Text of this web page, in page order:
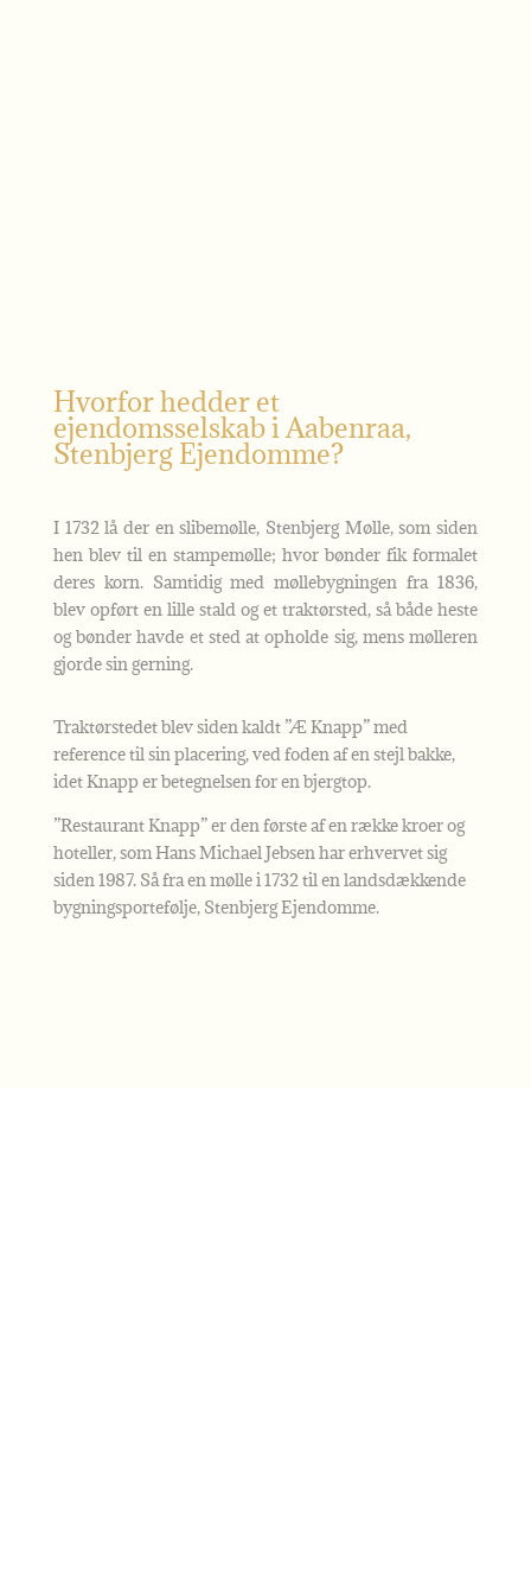
Hvorfor hedder et
ejendomsselskab i Aabenraa,
Stenbjerg Ejendomme?
I 1732 lå der en slibemølle, Stenbjerg Mølle, som siden
hen blev til en stampemølle; hvor bønder fik formalet
deres korn. Samtidig med møllebygningen fra 1836,
blev opført en lille stald og et traktørsted, så både heste
og bønder havde et sted at opholde sig, mens mølleren
gjorde sin gerning.
Traktørstedet blev siden kaldt ”Æ Knapp” med
reference til sin placering, ved foden af en stejl bakke,
idet Knapp er betegnelsen for en bjergtop.
”Restaurant Knapp” er den første af en række kroer og
hoteller, som Hans Michael Jebsen har erhvervet sig
siden 1987. Så fra en mølle i 1732 til en landsdækkende
bygningsportefølje, Stenbjerg Ejendomme.